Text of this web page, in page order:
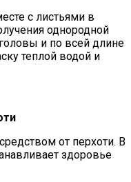
с листьями в
однородной
и по всей длине
теплой водой и
от перхоти. В
здоровье